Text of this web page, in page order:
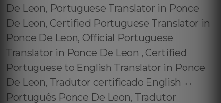
De Leon, Portuguese Translator in Ponce
De Leon, Certified Portuguese Translator in
Ponce De Leon, Official Portuguese
Translator in Ponce De Leon , Certified
Portuguese to English Translator in Ponce
De Leon, Tradutor certificado English ↔️
Português Ponce De Leon, Tradutor